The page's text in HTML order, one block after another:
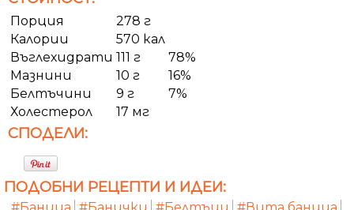
Порция
278 г
Калории
570 кал
Въглехидрати 111 г
78%
Мазнини
10 г
16%
Белтъчини
9 г
7%
Холестерол
17 мг
СПОДЕЛИ:
ПОДОБНИ РЕЦЕПТИ И ИДЕИ: